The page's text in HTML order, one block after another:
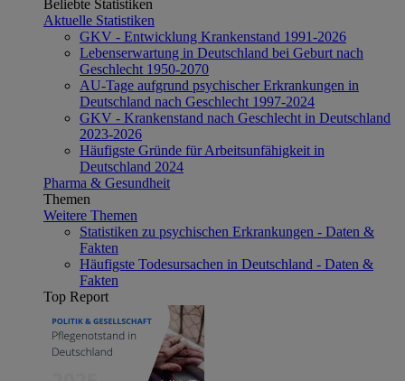
Beliebte Statistiken
Aktuelle Statistiken
GKV - Entwicklung Krankenstand 1991-2026
Lebenserwartung in Deutschland bei Geburt nach
Geschlecht 1950-2070
AU-Tage aufgrund psychischer Erkrankungen in
Deutschland nach Geschlecht 1997-2024
GKV - Krankenstand nach Geschlecht in Deutschland
2023-2026
Häufigste Gründe für Arbeitsunfähigkeit in
Deutschland 2024
Pharma & Gesundheit
Themen
Weitere Themen
Statistiken zu psychischen Erkrankungen - Daten &
Fakten
Häufigste Todesursachen in Deutschland - Daten &
Fakten
Top Report